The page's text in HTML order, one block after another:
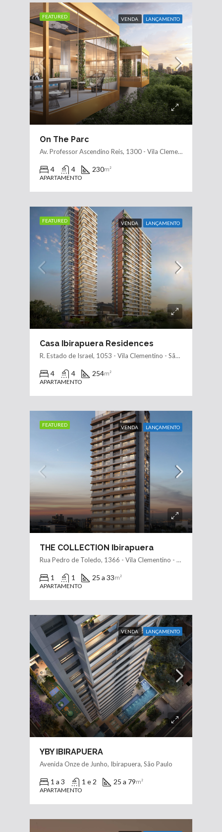
FEATURED VENDA LANÇAMENTO
On The Parc
Av. Professor Ascendino Reis, 1300 - Vila Clementino, São Paulo - SP, 04027-000, Brasil
4 4 230m²
APARTAMENTO
FEATURED VENDA LANÇAMENTO
Casa Ibirapuera Residences
R. Estado de Israel, 1053 - Vila Clementino - São Paulo - SP, 04022-002
4 4 254m²
APARTAMENTO
FEATURED VENDA LANÇAMENTO
THE COLLECTION Ibirapuera
Rua Pedro de Toledo, 1366 - Vila Clementino - São Paulo - SP, 04039-003
1 1 25 a 33m²
APARTAMENTO
VENDA LANÇAMENTO
YBY IBIRAPUERA
Avenida Onze de Junho, Ibirapuera, São Paulo
1 a 3 1 e 2 25 a 79m²
APARTAMENTO